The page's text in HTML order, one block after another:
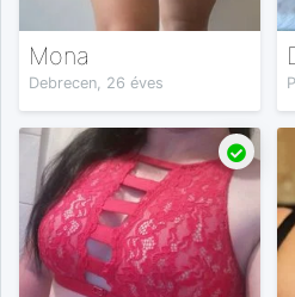
Mona
Debrecen, 26 éves